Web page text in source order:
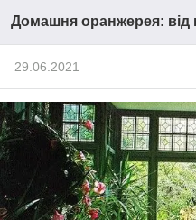
Домашня оранжерея: від
29.06.2021